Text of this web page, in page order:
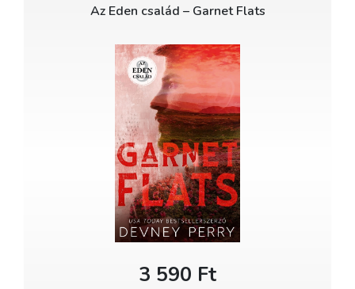
Az Eden család – Garnet Flats
3 590 Ft